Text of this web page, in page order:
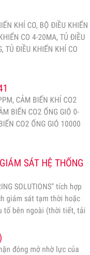
KHÍ CO, BỘ ĐIỀU KHIỂN
CO 4-20MA, TỦ ĐIỀU
TỦ ĐIỀU KHIẾN KHÍ CO
CẢM BIẾN KHÍ CO2
BIẾN CO2 ỐNG GIÓ 0-
CO2 ỐNG GIÓ 10000
SÁT HỆ THỐNG
SOLUTIONS" tích hợp
giám sát tạm thời hoặc
tố bên ngoài (thời tiết, tải
đóng mở nhờ lực của